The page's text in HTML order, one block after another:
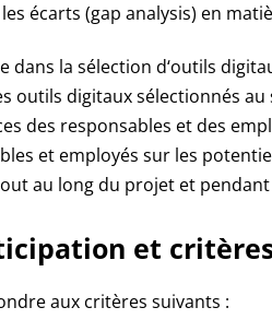
écarts (gap analysis) en
dans la sélection d‘outils
outils digitaux sélectionnés au
des responsables et des
et employés sur les
au long du projet et
et
aux critères suivants :